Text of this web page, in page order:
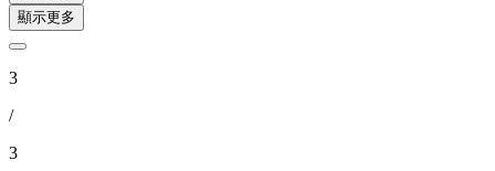
顯示更多
3
/
3